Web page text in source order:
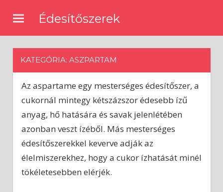
content
Édesítőszerek
mesterséges
receptek
édesítőkkel
KATEGÓRIA: ASZPARTAM
Az aspartame egy mesterséges édesítőszer, a
cukornál mintegy kétszázszor édesebb ízű
anyag, hő hatására és savak jelenlétében
azonban veszt ízéből. Más mesterséges
édesítőszerekkel keverve adják az
élelmiszerekhez, hogy a cukor ízhatását minél
tökéletesebben elérjék.